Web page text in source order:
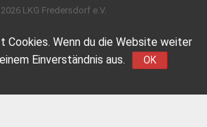
LKG Fredersdorf e.V.
Cookies. Wenn du die Website weiter
Einverständnis aus.
OK